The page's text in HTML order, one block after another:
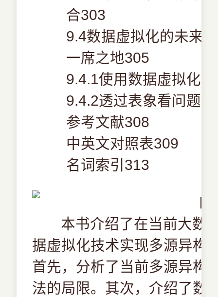
合303
9.4数据虚拟化的未来
一席之地305
9.4.1使用数据虚拟化
9.4.2透过表象看问题
参考文献308
中英文对照表309
名词索引313
本书介绍了在当前大数
据虚拟化技术实现多源异构
首先，分析了当前多源异构
法的局限。其次，介绍了数